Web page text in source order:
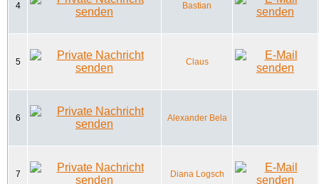
4 Bastian
5 Claus
6 Alexander Bela
7 Diana Logsch